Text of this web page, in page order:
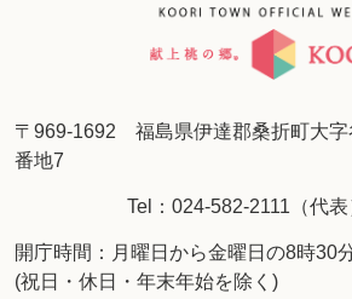
〒969-1692 福島県伊達郡桑折町大字
番地7
Tel：024-582-2111（代表
開庁時間：月曜日から金曜日の8時30
(祝日・休日・年末年始を除く)